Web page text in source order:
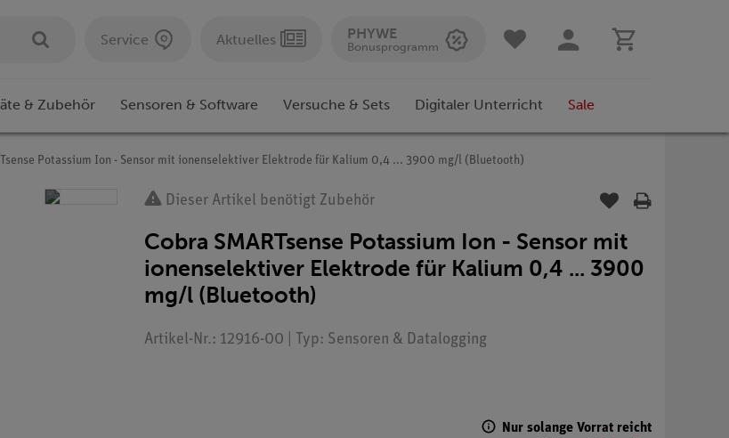
Service Aktuelles PHYWE
Bonusprogramm
& Zubehör Sensoren & Software Versuche & Sets Digitaler Unterricht Sale
Potassium Ion - Sensor mit ionenselektiver Elektrode für Kalium 0,4 ... 3900 mg/l (Bluetooth)
Dieser Artikel benötigt Zubehör
Cobra SMARTsense Potassium Ion - Sensor mit
ionenselektiver Elektrode für Kalium 0,4 ... 3900
mg/l (Bluetooth)
Artikel-Nr.: 12916-00 | Typ: Sensoren & Datalogging
Nur solange Vorrat reicht